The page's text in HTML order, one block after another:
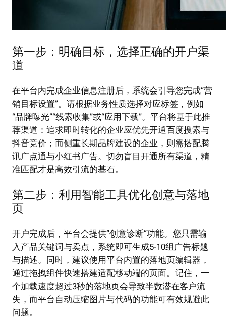
第一步：明确目标，选择正确的开户渠
道
在平台内完成企业信息注册后，系统会引导您完成“营
销目标设置”。请根据业务性质选择对应标签，例如
“品牌曝光”“线索收集”或“应用下载”。平台将基于此推
荐渠道：追求即时转化的企业应优先开通百度搜索与
抖音竞价；而侧重长期品牌建设的企业，则需搭配腾
讯广点通与小红书广告。切勿盲目开通所有渠道，精
准匹配才是高效引流的基石。
第二步：利用智能工具优化创意与落地
页
开户完成后，平台会提供“创意诊断”功能。您只需输
入产品关键词与卖点，系统即可生成5-10组广告标题
与描述。同时，建议使用平台内置的落地页编辑器，
通过拖拽组件快速搭建适配移动端的页面。记住，一
个加载速度超过3秒的落地页会导致半数潜在客户流
失，而平台自动压缩图片与代码的功能可有效规避此
问题。